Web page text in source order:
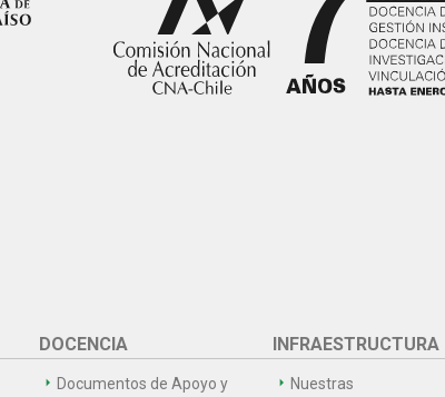
DOCENCIA
Documentos de Apoyo y
INFRAESTRUCTURA
Nuestras